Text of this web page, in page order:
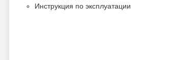
Инструкция по эксплуатации